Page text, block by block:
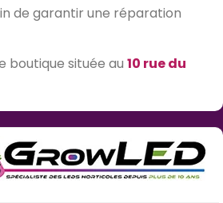
de garantir une réparation
boutique située au 10 rue du